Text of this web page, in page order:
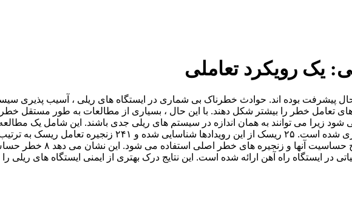
یک رویکرد تعاملی
بوده اند. حوادث خطرناک بی شماری در ایستگاه های ریلی ، آسیب پذیری
تعامل خطر را بیشتر شکل دهند. با این حال ، بسیاری از مطالعات به طور مستقل
زیرا می توانند به همان اندازه در سیستم های ریلی جدی باشند. این شامل یک
ایستگاه راه آهن ارائه شده است. این نتایج درک بهتری از ایمنی ایستگاه های ریلی